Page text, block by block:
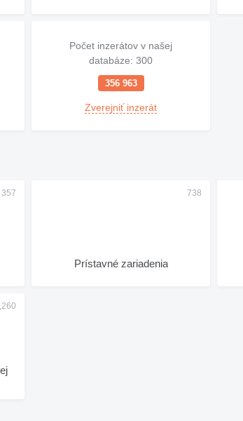
Počet inzerátov v našej
databáze: 300
356 963
Zverejniť inzerát
Prístavné zariadenia